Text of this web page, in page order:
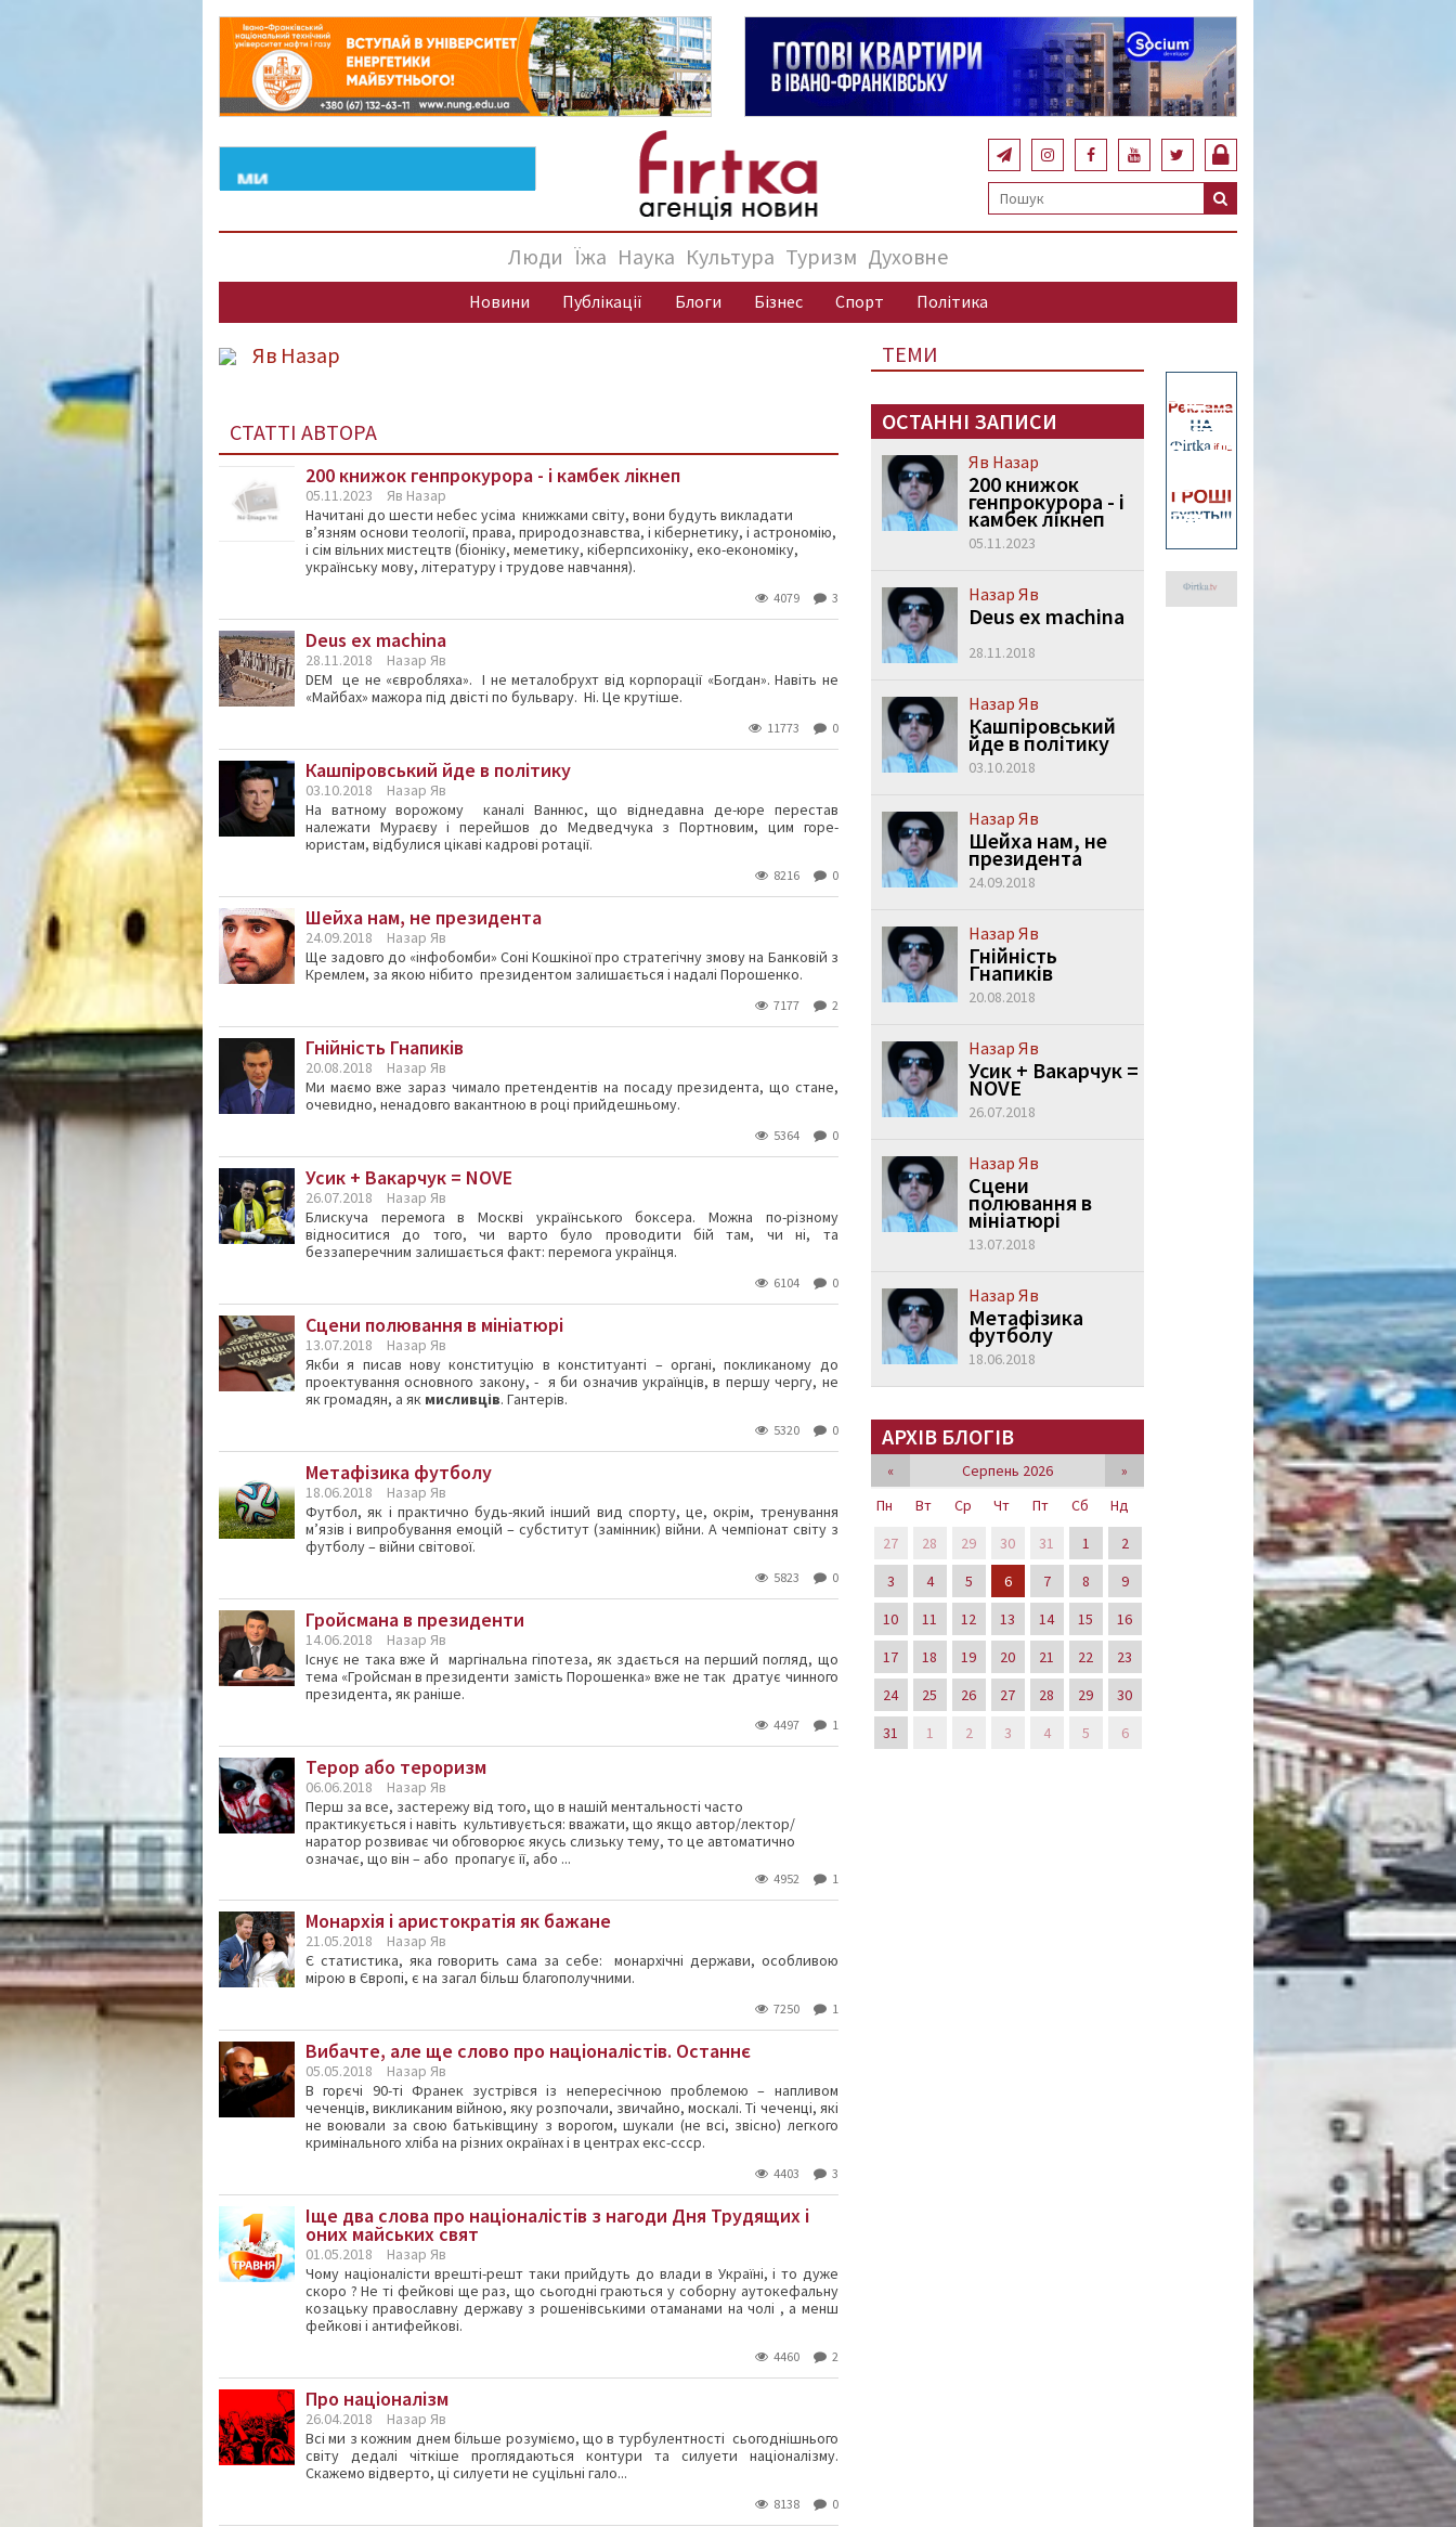
Люди Їжа Наука Культура Туризм Духовне
Новини Публікації Блоги Бізнес Спорт Політика
Яв Назар
СТАТТІ АВТОРА
200 книжок генпрокурора - і камбек лікнеп
05.11.2023
Яв Назар
Начитані до шести небес усіма книжками світу, вони будуть викладати
в’язням основи теології, права, природознавства, і кібернетику, і астрономію,
і сім вільних мистецтв (біоніку, меметику, кіберпсихоніку, еко-економіку,
українську мову, літературу і трудове навчання).
4079 3
Deus ex machina
28.11.2018
Назар Яв
DEM це не «євробляха». І не металобрухт від корпорації «Богдан». Навіть не
«Майбах» мажора під двісті по бульвару. Ні. Це крутіше.
11773 0
Кашпіровський йде в політику
03.10.2018
Назар Яв
На ватному ворожому каналі Ваннюс, що віднедавна де-юре перестав
належати Мураєву і перейшов до Медведчука з Портновим, цим горе-
юристам, відбулися цікаві кадрові ротації.
8216 0
Шейха нам, не президента
24.09.2018
Назар Яв
Ще задовго до «інфобомби» Соні Кошкіної про стратегічну змову на Банковій з
Кремлем, за якою нібито президентом залишається і надалі Порошенко.
7177 2
Гнійність Гнапиків
20.08.2018
Назар Яв
Ми маємо вже зараз чимало претендентів на посаду президента, що стане,
очевидно, ненадовго вакантною в році прийдешньому.
5364 0
Усик + Вакарчук = NOVE
26.07.2018
Назар Яв
Блискуча перемога в Москві українського боксера. Можна по-різному
відноситися до того, чи варто було проводити бій там, чи ні, та
беззаперечним залишається факт: перемога українця.
6104 0
Сцени полювання в мініатюрі
13.07.2018
Назар Яв
Якби я писав нову конституцію в конституанті – органі, покликаному до
проектування основного закону, - я би означив українців, в першу чергу, не
як громадян, а як мисливців. Гантерів.
5320 0
Метафізика футболу
18.06.2018
Назар Яв
Футбол, як і практично будь-який інший вид спорту, це, окрім, тренування
м’язів і випробування емоцій – субститут (замінник) війни. А чемпіонат світу з
футболу – війни світової.
5823 0
Гройсмана в президенти
14.06.2018
Назар Яв
Існує не така вже й маргінальна гіпотеза, як здається на перший погляд, що
тема «Гройсман в президенти замість Порошенка» вже не так дратує чинного
президента, як раніше.
4497 1
Терор або тероризм
06.06.2018
Назар Яв
Перш за все, застережу від того, що в нашій ментальності часто
практикується і навіть культивується: вважати, що якщо автор/лектор/
наратор розвиває чи обговорює якусь слизьку тему, то це автоматично
означає, що він – або пропагує її, або ...
4952 1
Монархія і аристократія як бажане
21.05.2018
Назар Яв
Є статистика, яка говорить сама за себе: монархічні держави, особливою
мірою в Європі, є на загал більш благополучними.
7250 1
Вибачте, але ще слово про націоналістів. Останнє
05.05.2018
Назар Яв
В горєчі 90-ті Франек зустрівся із непересічною проблемою – напливом
чеченців, викликаним війною, яку розпочали, звичайно, москалі. Ті чеченці, які
не воювали за свою батьківщину з ворогом, шукали (не всі, звісно) легкого
кримінального хліба на різних окраїнах і в центрах екс-ссср.
4403 3
Іще два слова про націоналістів з нагоди Дня Трудящих і
оних майських свят
01.05.2018
Назар Яв
Чому націоналісти врешті-решт таки прийдуть до влади в Україні, і то дуже
скоро ? Не ті фейкові ще раз, що сьогодні граються у соборну аутокефальну
козацьку православну державу з рошенівськими отаманами на чолі , а менш
фейкові і антифейкові.
4460 2
Про націоналізм
26.04.2018
Назар Яв
Всі ми з кожним днем більше розуміємо, що в турбулентності сьогоднішнього
світу дедалі чіткіше проглядаються контури та силуети націоналізму.
Скажемо відверто, ці силуети не суцільні гало...
8138 0
ТЕМИ
ОСТАННІ ЗАПИСИ
Яв Назар
200 книжок
генпрокурора - і
камбек лікнеп
05.11.2023
Назар Яв
Deus ex machina
28.11.2018
Назар Яв
Кашпіровський
йде в політику
03.10.2018
Назар Яв
Шейха нам, не
президента
24.09.2018
Назар Яв
Гнійність
Гнапиків
20.08.2018
Назар Яв
Усик + Вакарчук =
NOVE
26.07.2018
Назар Яв
Сцени
полювання в
мініатюрі
13.07.2018
Назар Яв
Метафізика
футболу
18.06.2018
АРХІВ БЛОГІВ
« Серпень 2026
»
Пн
Вт Ср Чт Пт Сб
Нд
27
28 29 30 31 1
2
3
4 5 6 7 8
9
10
11 12 13 14 15
16
17
18 19 20 21 22
23
24
25 26 27 28 29
30
31
1 2 3 4 5 6